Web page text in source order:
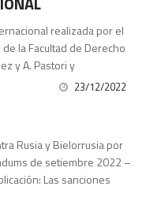
realizada por el
la Facultad de Derecho
y A. Pastori y
23/12/2022
Rusia y Bielorrusia por
de setiembre 2022 –
Las sanciones